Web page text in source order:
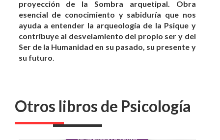
Ser de la Humanidad en su pasado, su presente y
su futuro.
Otros libros de Psicología
5 %